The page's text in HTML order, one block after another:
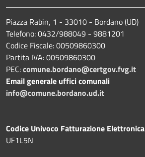
Piazza Rabin, 1 - 33010 - Bordano (UD)
Telefono: 0432/988049 - 9881201
Codice Fiscale: 00509860300
Partita IVA: 00509860300
PEC:comune.bordano@certgov.fvg.it
Email generale uffici comunali
info@comune.bordano.ud.it
Codice Univoco Fatturazione Elettronica
UF1L5N